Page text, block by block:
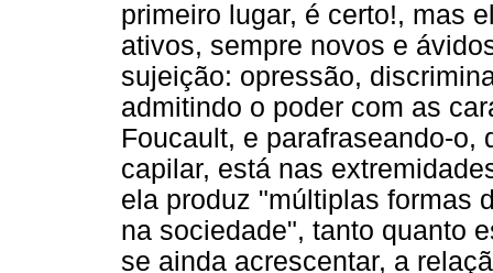
primeiro lugar, é certo!, mas
ativos, sempre novos e
sujeição: opressão,
admitindo o poder com as
Foucault, e parafraseando-
capilar, está nas
ela produz "múltiplas formas
na sociedade", tanto quanto
se ainda acrescentar, a